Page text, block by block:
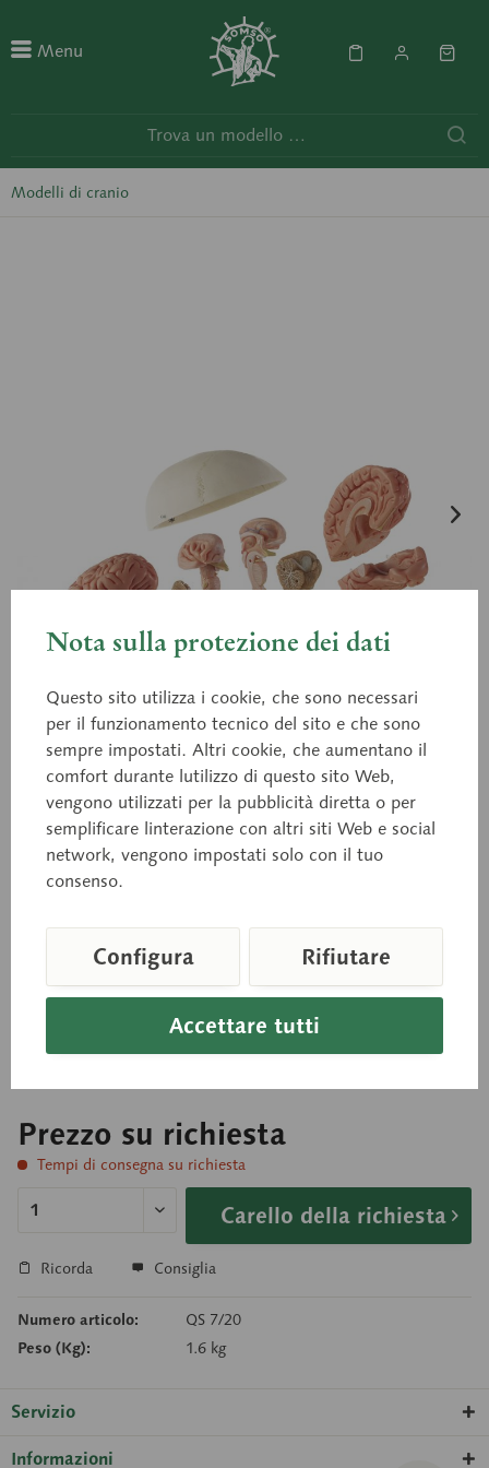
Menu
Modelli di cranio
un cervello in otto parti
Calco dal naturale, realizzato in SOMSO-PLAST®
Prezzo su richiesta
Tempi di consegna su richiesta
Carello della richiesta
Ricorda Consiglia
Numero articolo:
QS 7/20
Peso (Kg):
1.6 kg
Servizio
Informazioni
Nota sulla protezione dei dati
Questo sito utilizza i cookie, che sono necessari
per il funzionamento tecnico del sito e che sono
sempre impostati. Altri cookie, che aumentano il
comfort durante lutilizzo di questo sito Web,
vengono utilizzati per la pubblicità diretta o per
semplificare linterazione con altri siti Web e social
network, vengono impostati solo con il tuo
consenso.
Accettare tutti
Configura Rifiutare